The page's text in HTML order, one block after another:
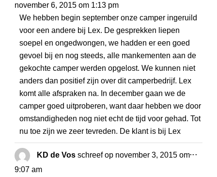
november 6, 2015 om 1:13 pm
We hebben begin september onze camper ingeruild
voor een andere bij Lex. De gesprekken liepen
soepel en ongedwongen, we hadden er een goed
gevoel bij en nog steeds, alle mankementen aan de
gekochte camper werden opgelost. We kunnen niet
anders dan positief zijn over dit camperbedrijf. Lex
komt alle afspraken na. In december gaan we de
camper goed uitproberen, want daar hebben we door
omstandigheden nog niet echt de tijd voor gehad. Tot
nu toe zijn we zeer tevreden. De klant is bij Lex
KD de Vos schreef op november 3, 2015 om
9:07 am
...